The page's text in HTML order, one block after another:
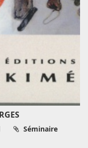
Séminaire